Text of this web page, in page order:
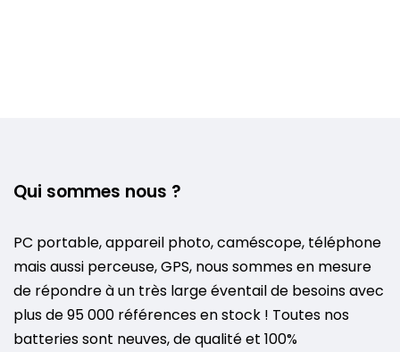
Qui sommes nous ?
PC portable, appareil photo, caméscope, téléphone
mais aussi perceuse, GPS, nous sommes en mesure
de répondre à un très large éventail de besoins avec
plus de 95 000 références en stock ! Toutes nos
batteries sont neuves, de qualité et 100%